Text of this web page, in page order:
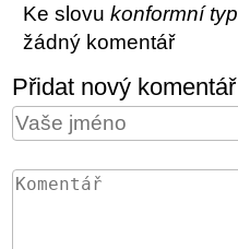
Ke slovukonformní typ
žádný komentář
Přidat nový komentář